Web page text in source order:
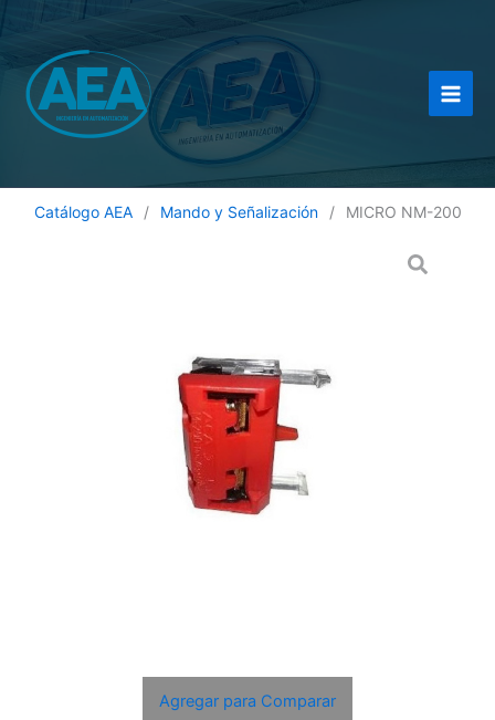
al
contenido
Catálogo AEA / Mando y Señalización / MICRO NM-200
Agregar para Comparar